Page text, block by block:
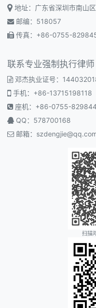
地址：广东省深圳市南山
邮编：518057
传真：+86-0755-
联系专业强制执行律师
邓杰执业证号：
手机：+86-13715198118
座机：+86-0755-
QQ：578700168
邮箱：
扫描